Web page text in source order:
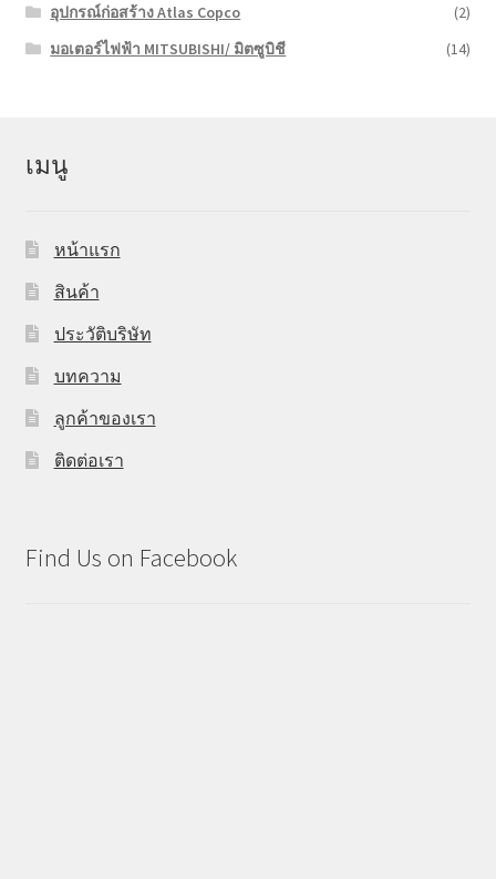
อุปกรณ์ก่อสร้าง Atlas Copco
(2)
มอเตอร์ไฟฟ้า MITSUBISHI/ มิตซูบิชี
(14)
เมนู
หน้าแรก
สินค้า
ประวัติบริษัท
บทความ
ลูกค้าของเรา
ติดต่อเรา
Find Us on Facebook